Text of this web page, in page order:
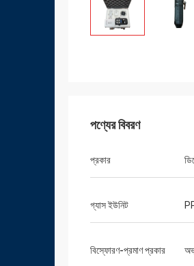
পণ্যের বিবরণ
প্রকার
গ্যাস ইউনিট
বিস্ফোরণ-প্রমাণ প্রকার